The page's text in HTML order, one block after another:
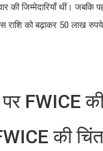
की जिम्मेदारियाँ थीं। जबकि
इस राशि को बढ़ाकर 50 लाख
FWICE की
की